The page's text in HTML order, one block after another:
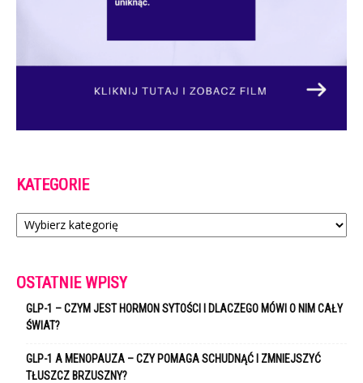
KATEGORIE
Kategorie
OSTATNIE WPISY
GLP-1 – CZYM JEST HORMON SYTOŚCI I DLACZEGO MÓWI O NIM CAŁY
ŚWIAT?
GLP-1 A MENOPAUZA – CZY POMAGA SCHUDNĄĆ I ZMNIEJSZYĆ
TŁUSZCZ BRZUSZNY?